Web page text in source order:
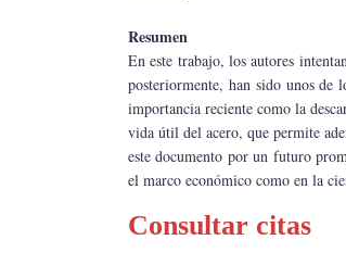
Resumen
En este trabajo, los autores
posteriormente, han sido unos de
importancia reciente como la
vida útil del acero, que permite
este documento por un futuro
el marco económico como en la
Consultar citas